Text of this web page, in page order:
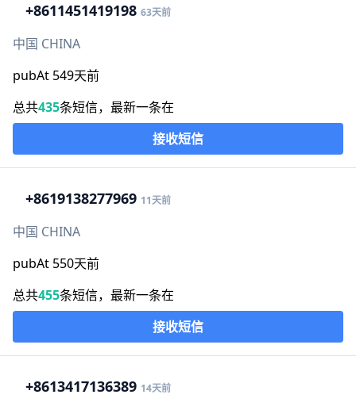
+8611451419198 63天前
中国 CHINA
pubAt 549天前
总共435条短信，最新一条在
接收短信
+8619138277969 11天前
中国 CHINA
pubAt 550天前
总共455条短信，最新一条在
接收短信
+8613417136389 14天前